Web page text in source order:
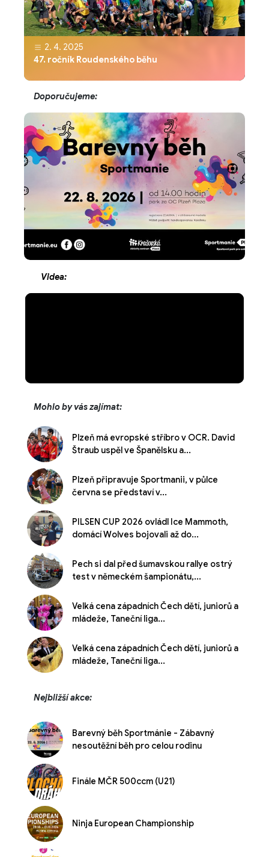
2. 4. 2025
47. ročník Roudenského běhu
Doporučujeme:
Videa:
Mohlo by vás zajímat:
Plzeň má evropské stříbro v OCR. David
Štraub uspěl ve Španělsku a...
Plzeň připravuje Sportmanii, v půlce
června se představí v...
PILSEN CUP 2026 ovládl Ice Mammoth,
domácí Wolves bojovali až do...
Pech si dal před šumavskou rallye ostrý
test v německém šampionátu,...
Velká cena západních Čech dětí, juniorů a
mládeže, Taneční liga...
Velká cena západních Čech dětí, juniorů a
mládeže, Taneční liga...
Nejbližší akce:
Barevný běh Sportmánie - Zábavný
nesoutěžní běh pro celou rodinu
Finále MČR 500ccm (U21)
Ninja European Championship